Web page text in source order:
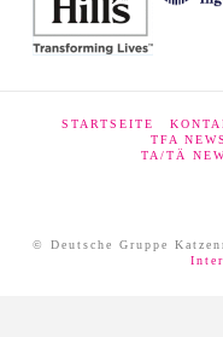
STARTSEITE
TFA
TA/TÄ
© Deutsche Gruppe